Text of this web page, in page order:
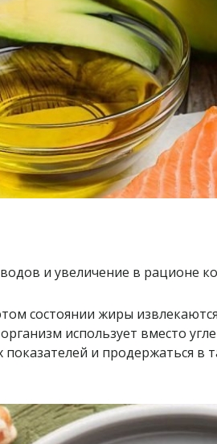
и увеличение в рационе
состоянии жиры
использует вместо
и продержаться в